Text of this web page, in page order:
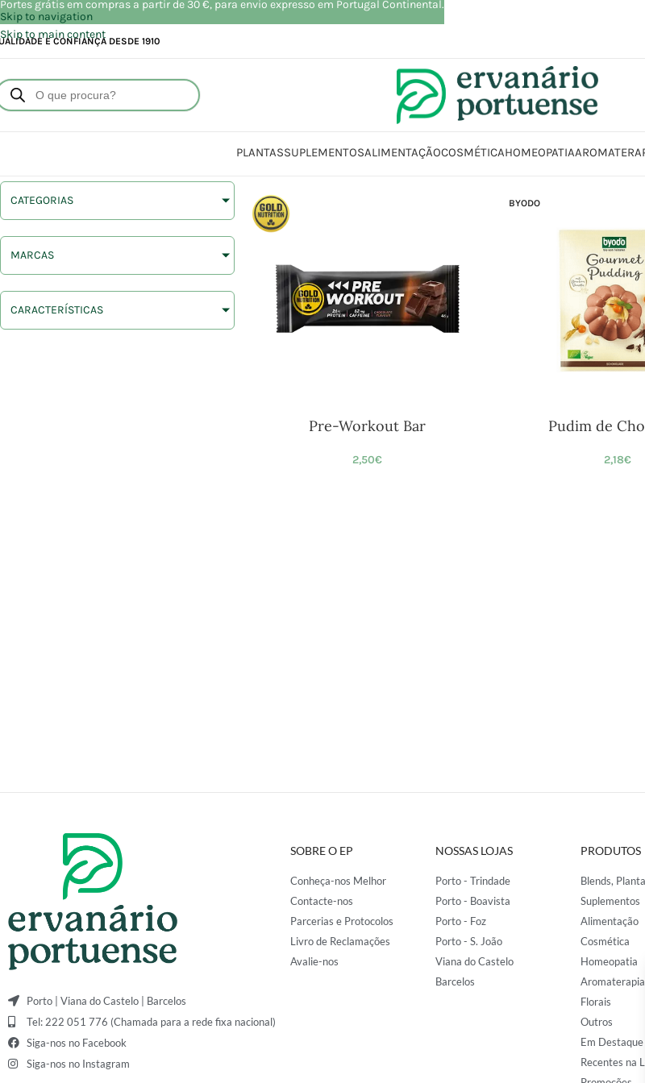
Skip to navigation
Skip to main content
E CONFIANÇA DESDE 1910
PLANTASSUPLEMENTOSALIMENTAÇÃOCOSMÉTICAHOMEOPATIA
CATEGORIAS
MARCAS
CARACTERÍSTICAS
Pre-Workout Bar
2,50€
BYODO
Pudim de
2,18€
Porto | Viana do Castelo | Barcelos
Tel: 222 051 776 (Chamada para a rede fixa nacional)
Siga-nos no Facebook
Siga-nos no Instagram
SOBRE O EP
Conheça-nos Melhor
Contacte-nos
Parcerias e Protocolos
Livro de Reclamações
Avalie-nos
NOSSAS LOJAS
Porto - Trindade
Porto - Boavista
Porto - Foz
Porto - S. João
Viana do Castelo
Barcelos
PRODUTOS
Blends,
Suplementos
Alimentação
Cosmética
Homeopatia
Aromaterapia
Florais
Outros
Em Destaque
Recentes na
Portes grátis em compras a partir de 30 €, para envio expresso em Portugal Continental.